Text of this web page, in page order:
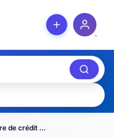
Offre de crédit à taux réduit